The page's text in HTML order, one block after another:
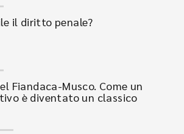
il diritto penale?
Fiandaca-Musco. Come un
è diventato un classico